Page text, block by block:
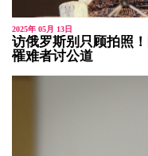
2025年 05月 13日
访俄罗斯别只顾拍照
罹难者讨公道